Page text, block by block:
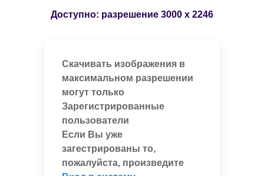
Доступно: разрешение 3000 x 2246
Скачивать изображения в
максимальном разрешении
могут только
Зарегистрированные
пользователи
Если Вы уже
загестрированы то,
пожалуйста, произведите